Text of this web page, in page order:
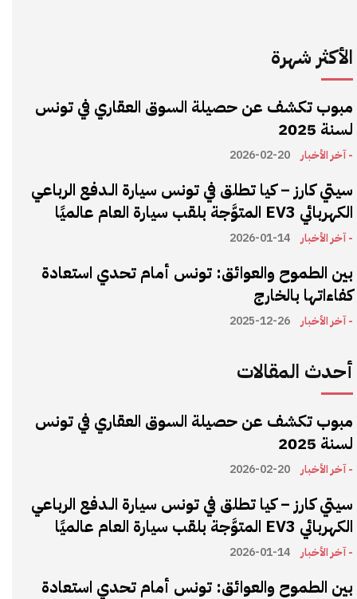
الأكثر شهرة
مبوب تكشف عن حصيلة السوق العقاري في تونس
لسنة 2025
- آخر الأخبار 2026-02-20
سيتي كارز – كيا تطلق في تونس سيارة الـدفع الرباعي
الكهربائي EV3 المتوَّجة بلقب سيارة العام عالميًا
- آخر الأخبار 2026-01-14
بين الطموح والعوائق: تونس أمام تحدي استعادة
كفاءاتها بالخارج
- آخر الأخبار 2025-12-26
أحدث المقالات
مبوب تكشف عن حصيلة السوق العقاري في تونس
لسنة 2025
- آخر الأخبار 2026-02-20
سيتي كارز – كيا تطلق في تونس سيارة الـدفع الرباعي
الكهربائي EV3 المتوَّجة بلقب سيارة العام عالميًا
- آخر الأخبار 2026-01-14
بين الطموح والعوائق: تونس أمام تحدي استعادة